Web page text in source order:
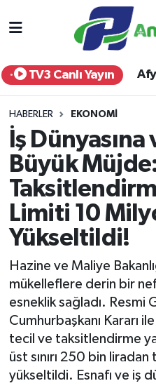
TV3 Canlı Yayın
HABERLER EKONOMI
İş Dünyasına
Büyük
Limiti 10
Yükseltildi!
Hazine ve Maliye
mükelleflere derin bir
esneklik sağladı. Resmi
Cumhurbaşkanı Kararı
tecil ve taksitlendirme
üst sınırı 250 bin
yükseltildi. Esnafı ve iş
Yurt Haber
Afyon Haber
Siyaset
Spor
Eğitim
Sağlık
Teknoloji
Kültür - Sanat
Yaşam
Afyonkarahisar
Afyonkarahisar Hava
Afyonkarahisar
Süper Lig Puan
Tüm Manşetler
Son Dakika Haberleri
Haber Arşivi